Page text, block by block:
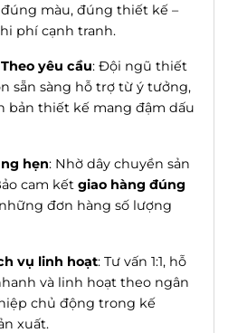
màu, đúng thiết kế –
phí cạnh tranh.
yêu cầu: Đội ngũ thiết
sẵn sàng hỗ trợ từ ý tưởng,
bản thiết kế mang đậm dấu
hẹn: Nhờ dây chuyền sản
cam kết giao hàng đúng
đơn hàng số lượng
vụ linh hoạt: Tư vấn 1:1, hỗ
và linh hoạt theo ngân
chủ động trong kế
xuất.